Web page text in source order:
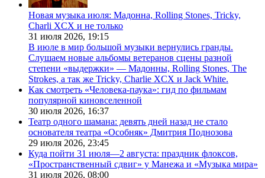
Новая музыка июля: Мадонна, Rolling Stones, Tricky,
Charli XCX и не только
31 июля 2026, 19:15
В июле в мир большой музыки вернулись гранды.
Слушаем новые альбомы ветеранов сцены разной
степени «выдержки» — Мадонны, Rolling Stones, The
Strokes, а так же Tricky, Charlie XCX и Jack White.
Как смотреть «Человека-паука»: гид по фильмам
популярной киновселенной
30 июля 2026, 16:37
Театр одного шамана: девять дней назад не стало
основателя театра «Особняк» Дмитрия Поднозова
29 июля 2026, 23:45
Куда пойти 31 июля—2 августа: праздник флоксов,
«Пространственный сдвиг» у Манежа и «Музыка мира»
31 июля 2026, 08:00